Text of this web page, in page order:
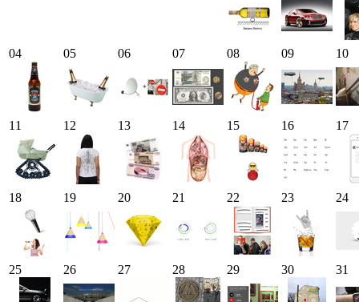
04 05 06 07 08 09 10
11 12 13 14 15 16 17
18 19 20 21 22 23 24
25 26 27 28 29 30 31